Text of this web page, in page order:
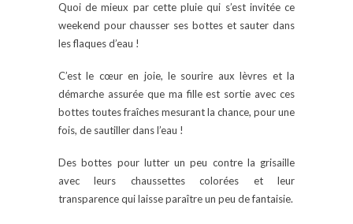
Quoi de mieux par cette pluie qui s’est invitée ce
weekend pour chausser ses bottes et sauter dans
les flaques d’eau !
C’est le cœur en joie, le sourire aux lèvres et la
démarche assurée que ma fille est sortie avec ces
bottes toutes fraîches mesurant la chance, pour une
fois, de sautiller dans l’eau !
Des bottes pour lutter un peu contre la grisaille
avec leurs chaussettes colorées et leur
transparence qui laisse paraître un peu de fantaisie.